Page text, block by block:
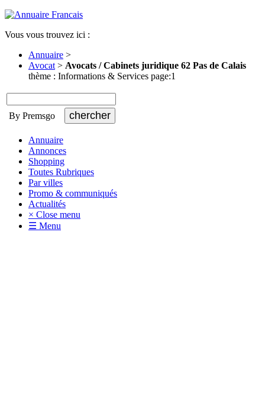
Vous vous trouvez ici :
Annuaire >
Avocat > Avocats / Cabinets juridique 62 Pas de Calais
thème : Informations & Services page:1
By Premsgo
Annuaire
Annonces
Shopping
Toutes Rubriques
Par villes
Promo & communiqués
Actualités
× Close menu
☰ Menu